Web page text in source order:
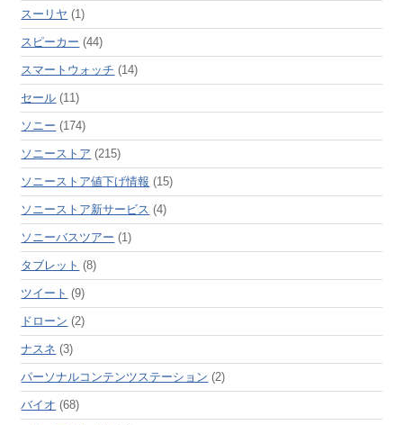
スーリヤ (1)
スピーカー (44)
スマートウォッチ (14)
セール (11)
ソニー (174)
ソニーストア (215)
ソニーストア値下げ情報 (15)
ソニーストア新サービス (4)
ソニーバスツアー (1)
タブレット (8)
ツイート (9)
ドローン (2)
ナスネ (3)
パーソナルコンテンツステーション (2)
バイオ (68)